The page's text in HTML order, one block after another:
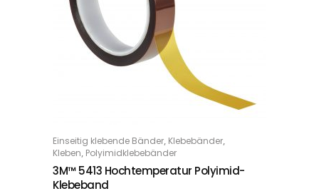
OPTIONS
Einseitig klebende Bänder, Klebebänder,
Kleben, Polyimidklebebänder
3M™ 5413 Hochtemperatur Polyimid-
Klebeband